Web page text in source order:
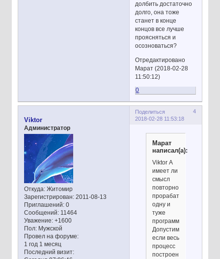
долбить достаточно
долго, она тоже
станет в конце
концов все лучше
проясняться и
осозноваться?
Отредактировано
Марат (2018-02-28
11:50:12)
0
Поделиться
4
2018-02-28 11:53:18
Viktor
Администратор
Откуда:Житомир
Зарегистрирован: 2011-08-13
Приглашений:0
Сообщений:11464
Уважение: +1600
Пол:Мужской
Провел на форуме:
1 год 1 месяц
Последний визит:
Марат
написал(а):
Viktor А
имеет ли
смысл
повторно
прорабатывать
одну и
туже
программу.
Допустим
если весь
процесс
построен